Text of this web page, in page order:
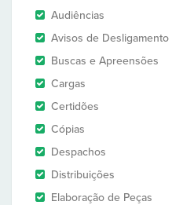
Audiências
Avisos de Desligamento
Buscas e Apreensões
Cargas
Certidões
Cópias
Despachos
Distribuições
Elaboração de Peças